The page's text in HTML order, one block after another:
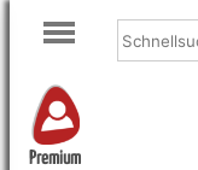
Premium